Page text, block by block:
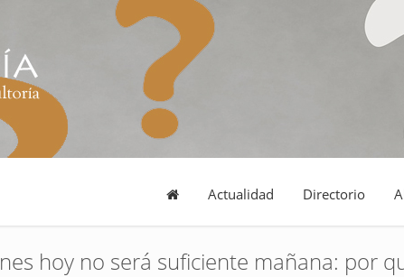
Actualidad Directorio
hoy no será suficiente mañana: por